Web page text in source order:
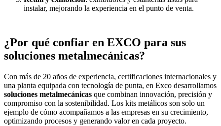
instalar, mejorando la experiencia en el punto de venta.
¿Por qué confiar en EXCO para sus
soluciones metalmecánicas?
Con más de 20 años de experiencia, certificaciones internacionales y
una planta equipada con tecnología de punta, en Exco desarrollamos
soluciones metalmecánicas que combinan innovación, precisión y
compromiso con la sostenibilidad. Los kits metálicos son solo un
ejemplo de cómo acompañamos a las empresas en su crecimiento,
optimizando procesos y generando valor en cada proyecto.